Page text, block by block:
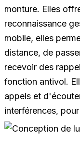
monture. Elles
reconnaissance
mobile, elles
distance, de
recevoir des
fonction antivol.
appels et
interférences,